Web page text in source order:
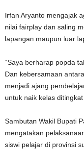
Irfan Aryanto mengajak
nilai fairplay dan saling
lapangan maupun luar
“Saya berharap popda
Dan kebersamaan
menjadi ajang
untuk naik kelas
Sambutan Wakil Bupati
mengatakan
siswi pelajar di provinsi